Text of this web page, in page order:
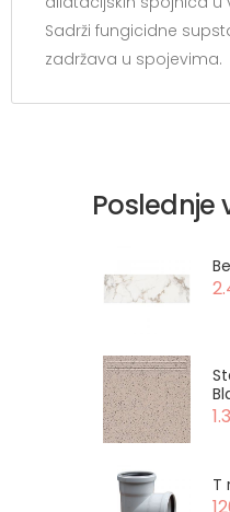
Sadrži fungicidne
zadržava u spojevima.
Poslednje
T